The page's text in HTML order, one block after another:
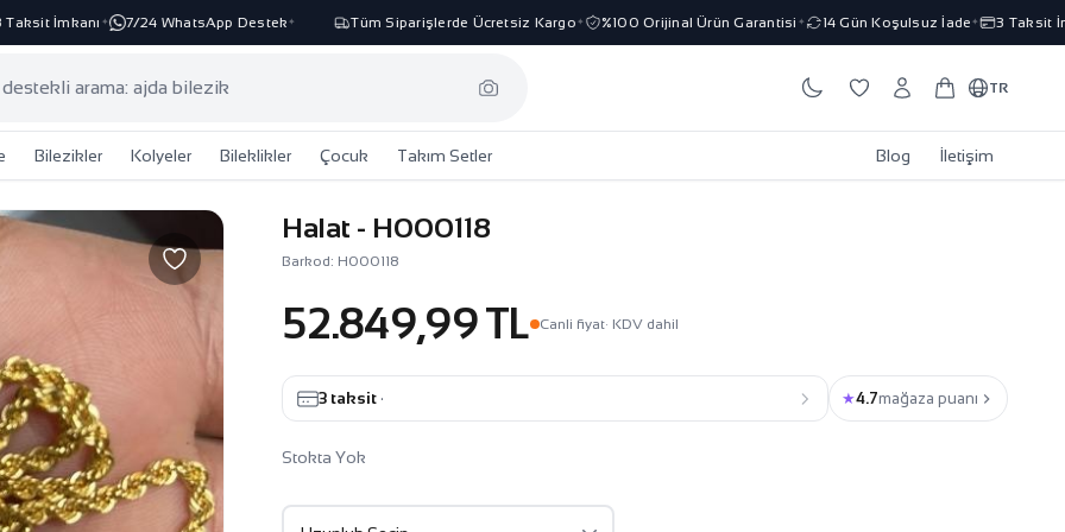
İmkanı✦ 7/24 WhatsApp Destek✦ Tüm Siparişlerde Ücretsiz Kargo✦ %100 Orijinal Ürün Garantisi✦ 14 Gün Koşulsuz İade ✦ 3 Taksit
TR
Bilezikler Kolyeler Bileklikler Çocuk Takım Setler Blog İletişim
Halat - H000118
Barkod: H000118
52.849,99 TL Canli fiyat· KDV dahil
3 taksit · ★4.7mağaza puanı
Stokta Yok